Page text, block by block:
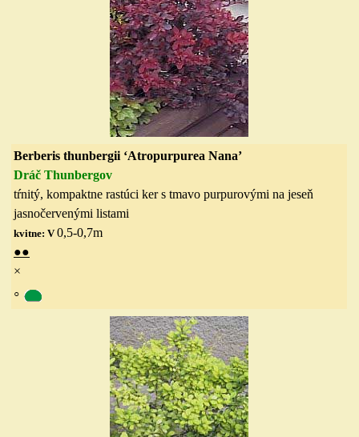
Berberis thunbergii ‘Atropurpurea Nana’
Dráč Thunbergov
tŕnitý, kompaktne rastúci ker s tmavo purpurovými na jeseň
jasnočervenými listami
kvitne: V0,5-0,7m
●●
×
◦